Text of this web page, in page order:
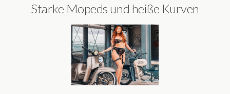
Starke Mopeds und heiße Kurven